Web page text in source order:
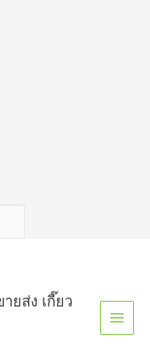
ยส่ง เกี๊ยว